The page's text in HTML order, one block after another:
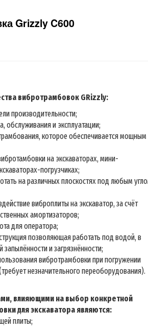
Grizzly C600
вибротрамбовок GRizzly:
производительности;
обслуживания и эксплуатации;
которое обеспечивается мощным
на экскаваторах, мини-
погрузчиках;
на различных плоскостях под любым
виброплиты на экскаватор, за счёт
амортизаторов;
для оператора;
позволяющая работать под водой, в
запылённости и загрязнённости;
вибротрамбовки при погружении
незначительного переоборудования).
влияющими на выбор конкретной
для экскаватора являются:
плиты;